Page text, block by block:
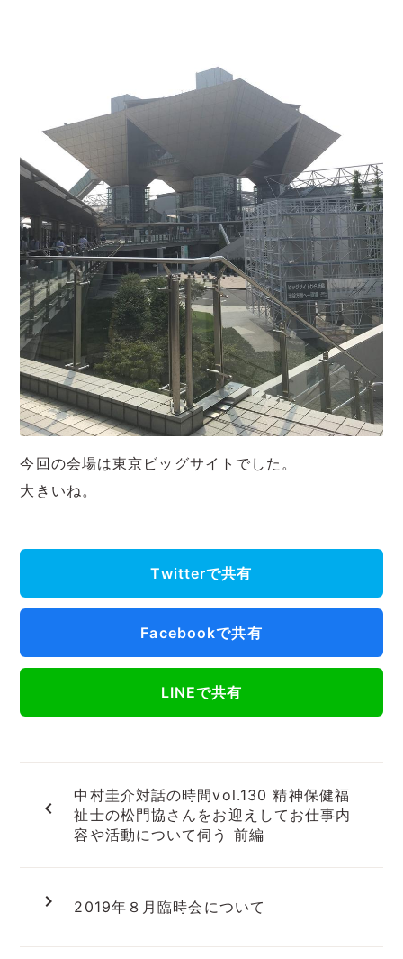
今回の会場は東京ビッグサイトでした。
大きいね。
Twitterで共有
Facebookで共有
LINEで共有
navigate_before
中村圭介対話の時間vol.130 精神保健福
祉士の松門協さんをお迎えしてお仕事内
容や活動について伺う 前編
navigate_next 2019年８月臨時会について